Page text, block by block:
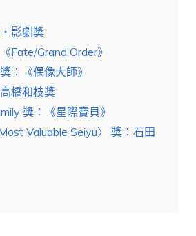
影劇獎
Fate/Grand Order》
：《偶像大師》
橋和枝獎
獎：《星際寶貝》
Valuable Seiyu〉 獎：⽯⽥